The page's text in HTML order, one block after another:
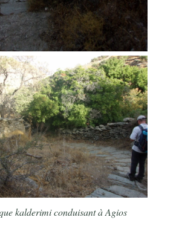
kalderimi conduisant à Agios